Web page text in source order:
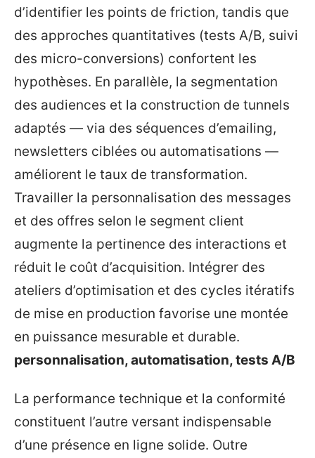
d’identifier les points de friction, tandis que
des approches quantitatives (tests A/B, suivi
des micro-conversions) confortent les
hypothèses. En parallèle, la segmentation
des audiences et la construction de tunnels
adaptés — via des séquences d’emailing,
newsletters ciblées ou automatisations —
améliorent le taux de transformation.
Travailler la personnalisation des messages
et des offres selon le segment client
augmente la pertinence des interactions et
réduit le coût d’acquisition. Intégrer des
ateliers d’optimisation et des cycles itératifs
de mise en production favorise une montée
en puissance mesurable et durable.
personnalisation, automatisation, tests A/B
La performance technique et la conformité
constituent l’autre versant indispensable
d’une présence en ligne solide. Outre